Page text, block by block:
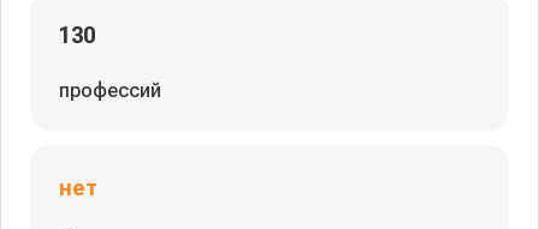
130
профессий
нет